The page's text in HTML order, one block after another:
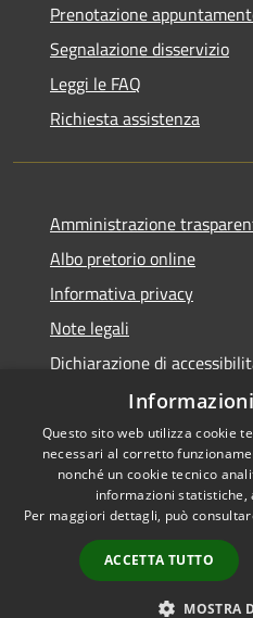
Prenotazione
Segnalazione disservizio
Leggi le FAQ
Richiesta assistenza
Amministrazione
Albo pretorio online
Informativa privacy
Note legali
Dichiarazione di
Accessibilità
Privacy
Mappa del sito
Questo sito web utilizza cookie
necessari al corretto
nonché un cookie tecnico
informazioni statistiche,
Per maggiori dettagli, può
ACCETTA TUTTO
MOSTRA